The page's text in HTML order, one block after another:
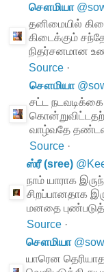
சௌமியா @
தனிமையில்
கிடைக்கும்
நிதர்சனமான
Source ·
சௌமியா @
சட்ட
வாழ்வதே
Source ·
ஸ்ரீ (sree) @
நாம் யாராக
சிறப்பானதாக
மனதை
Source ·
சௌமியா @
யாரென